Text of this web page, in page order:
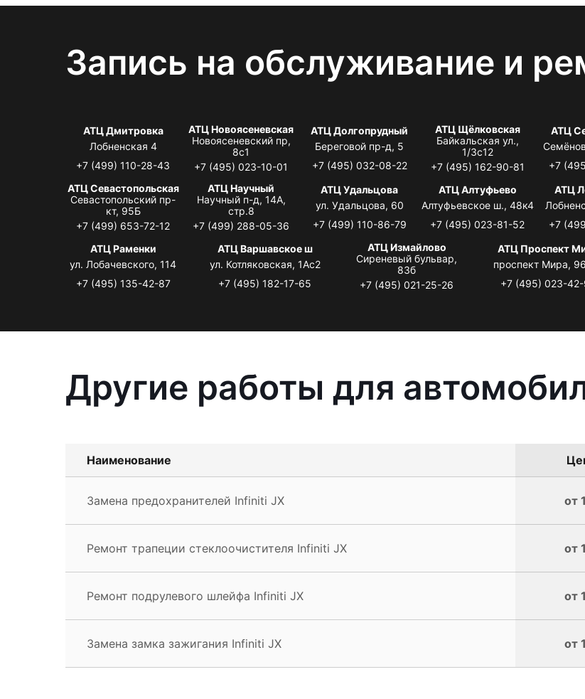
Запись на обслуживание и
АТЦ Дмитровка
Лобненская 4
+7 (499) 110-28-43
АТЦ Новоясеневская
Новоясеневский пр,
8с1
+7 (495) 023-10-01
АТЦ Долгопрудный
Береговой пр-д, 5
+7 (495) 032-08-22
АТЦ Щёлковская
Байкальская ул.,
1/3с12
+7 (495) 162-90-81
АТЦ
+7
АТЦ Севастопольская
Севастопольский пр-
кт, 95Б
+7 (499) 653-72-12
АТЦ Научный
Научный п-д, 14А,
стр.8
+7 (499) 288-05-36
АТЦ Удальцова
ул. Удальцова, 60
+7 (499) 110-86-79
АТЦ Алтуфьево
Алтуфьевское ш., 48к4
+7 (495) 023-81-52
АТЦ
+7
АТЦ Раменки
ул. Лобачевского, 114
+7 (495) 135-42-87
АТЦ Варшавское ш
ул. Котляковская, 1Ас2
+7 (495) 182-17-65
АТЦ Измайлово
Сиреневый бульвар,
83б
+7 (495) 021-25-26
АТЦ Проспект
проспект Мира,
+7 (495) 023-
Другие работы для
Наименование
Замена предохранителей Infiniti JX от
Ремонт трапеции стеклоочистителя Infiniti JX от
Ремонт подрулевого шлейфа Infiniti JX от
Замена замка зажигания Infiniti JX от